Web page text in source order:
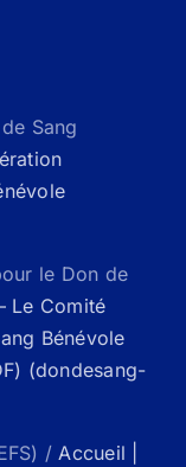
Sang
le Don de
Le Comité
Bénévole
(dondesang-
/Accueil |